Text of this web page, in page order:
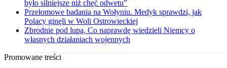
było silniejsze niż chęć odwetu”
Przełomowe badania na Wołyniu. Medyk sprawdzi, jak
Polacy ginęli w Woli Ostrowieckiej
Zbrodnie pod lupą. Co naprawdę wiedzieli Niemcy o
własnych działaniach wojennych
Promowane treści